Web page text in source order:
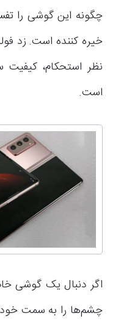
چگونه این گوشی را
نظر استحکام،
است.
اگر دنبال یک گوشی